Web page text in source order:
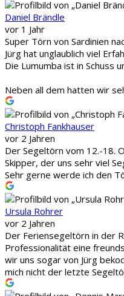
Daniel Brändle
vor 1 Jahr
Super Törn von Sardinien
Jürg hat unglaublich viel
Die Lumumba ist in Schuss
Neben all dem hatten wir
Christoph Fankhauser
vor 2 Jahren
Der Segeltörn vom 12.-18.
Skipper, der uns sehr viel
Sehr gerne werde ich den
Ursula Rohrer
vor 2 Jahren
Der Feriensegeltörn in der
Professionalität eine
wir uns sogar von Jürg
mich nicht der letzte